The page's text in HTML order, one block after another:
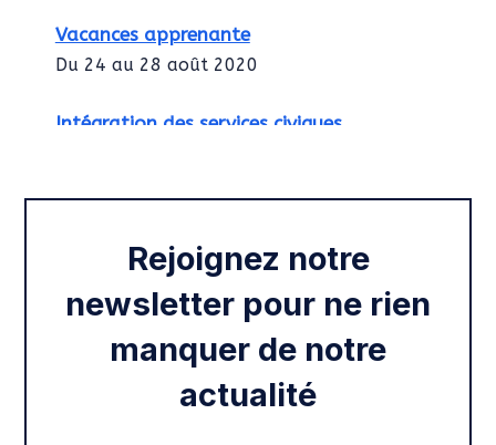
Vacances apprenante
Du 24 au 28 août 2020
Intégration des services civiques
Rejoignez notre
newsletter pour ne rien
manquer de notre
actualité